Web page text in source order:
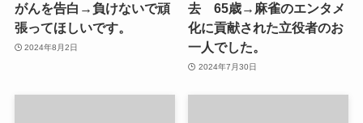
がんを告白→負けないで頑
張ってほしいです。
2024年8月2日
去 65歳→麻雀のエンタメ
化に貢献された立役者のお
一人でした。
2024年7月30日